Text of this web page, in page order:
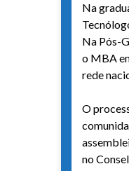
Na
Na Pós-
o MBA
rede
O
no